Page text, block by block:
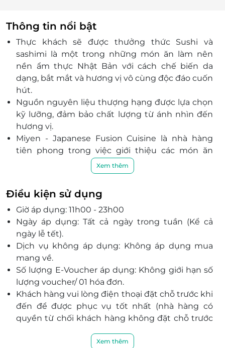
Thông tin nổi bật
Thực khách sẽ được thưởng thức Sushi và
sashimi là một trong những món ăn làm nên
nền ẩm thực Nhật Bản với cách chế biến da
dạng, bắt mắt và hương vị vô cùng độc đáo cuốn
hút.
Nguồn nguyên liệu thượng hạng được lựa chọn
kỹ lưỡng, đảm bảo chất lượng từ ánh nhìn đến
hương vị.
Miyen - Japanese Fusion Cuisine là nhà hàng
tiên phong trong việc giới thiệu các món ăn
theo trường phái ẩm thực phương Tây đã được
biến tấu theo phong cách của người Nhật
(Yoshoku) tại Việt Nam, cũng như các món ăn
truyền thống Nhật với chất lượng tuyệt hảo.
Sở hữu không gian đầy tính nghệ thuật, mang
âm hưởng giao hòa giữa kiến trúc phương Đông
& phương Tây tràn ngập màu sắc ấm áp.
Nhà hàng Miyen thực sự là nơi lý tưởng để tiếp
khách, tổ chức tiệc công ty, gia đình, hẹn hò, sinh
nhật, liên hoan, họp nhóm...
Xem thêm
Điều kiện sử dụng
Giờ áp dụng: 11h00 - 23h00
Ngày áp dụng: Tất cả ngày trong tuần (Kể cả
ngày lễ tết).
Dịch vụ không áp dụng: Không áp dụng mua
mang về.
Số lượng E-Voucher áp dụng: Không giới hạn số
lượng voucher/ 01 hóa đơn.
Khách hàng vui lòng điện thoại đặt chỗ trước khi
đến để được phục vụ tốt nhất (nhà hàng có
quyền từ chối khách hàng không đặt chỗ trước
Hotline: 093 876 19 69
Xem thêm